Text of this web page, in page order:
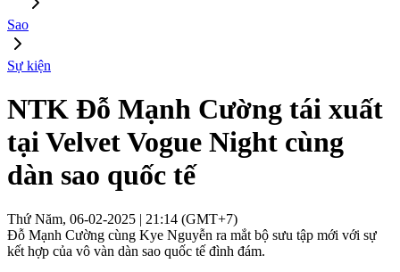
Sao
Sự kiện
NTK Đỗ Mạnh Cường tái xuất
tại Velvet Vogue Night cùng
dàn sao quốc tế
Thứ Năm, 06-02-2025 | 21:14 (GMT+7)
Đỗ Mạnh Cường cùng Kye Nguyễn ra mắt bộ sưu tập mới với sự
kết hợp của vô vàn dàn sao quốc tế đình đám.